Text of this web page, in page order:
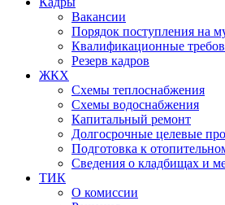
Вакансии
Порядок поступления на
Квалификационные
Резерв кадров
ЖКХ
Схемы теплоснабжения
Схемы водоснабжения
Капитальный ремонт
Долгосрочные целевые
Подготовка к
Сведения о кладбищах и
ТИК
О комиссии